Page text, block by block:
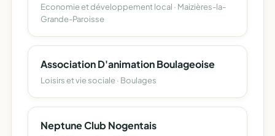
Economie et développement local · Maizières-la-
Grande-Paroisse
Association D'animation Boulageoise
Loisirs et vie sociale · Boulages
Neptune Club Nogentais